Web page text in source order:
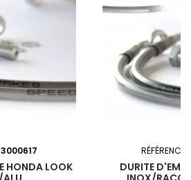
HONDA LOOK
RÉFÉRENCE:
DURITE